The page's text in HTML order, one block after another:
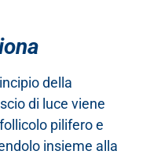
della
di luce viene
pilifero e
insieme alla